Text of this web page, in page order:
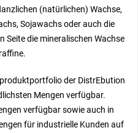
(natürlichen) Wachse,
Sojawachs oder auch die
Seite die mineralischen Wachse
der DistrEbution
Mengen verfügbar.
verfügbar sowie auch in
für industrielle Kunden auf